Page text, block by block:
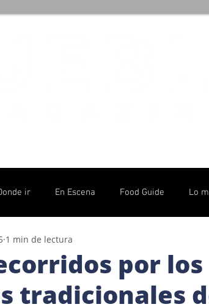
ir En Escena Food Guide Lo
por los
tradicionales
1 min de lectura